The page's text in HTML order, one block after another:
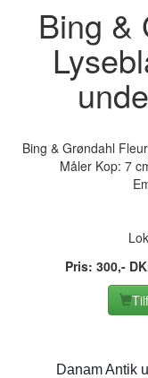
Bing &
Bing & Grøndahl
Måler Kop: 7
Pris: 300,-
Danam Antik